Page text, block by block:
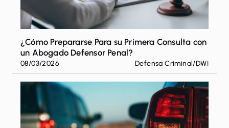
¿Cómo Prepararse Para su Primera Consulta con
un Abogado Defensor Penal?
08/03/2026 Defensa Criminal/DWI